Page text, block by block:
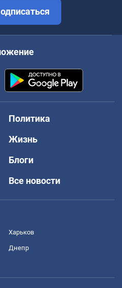
Политика
Жизнь
Блоги
Все новости
Харьков
Днепр